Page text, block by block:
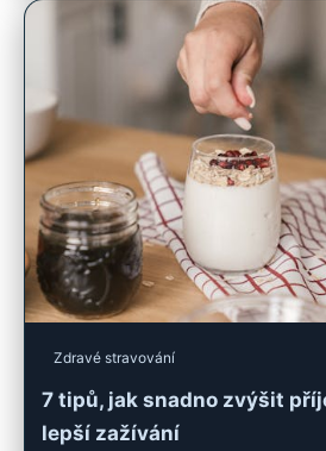
Zdravé stravování
7 tipů, jak snadno zvýšit
lepší zažívání